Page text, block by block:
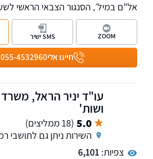
אל"ם במיל׳, הסנגור הצבאי הראשי
במשפט פלילי, בתיקי צבא וביטחון
לבן. משרדנו נותן שירות בכל רחבי
לקיים פגישת ייעוץ און-ליין - נשמח
לשירותכם
חייגו אלי055-4532960
ZOOM SMS ישיר
עו"ד יניר הראל, משרד
ושות'
5.0 (18 ממליצים)
השירות ניתן גם לתושבי
צפיות:6,101